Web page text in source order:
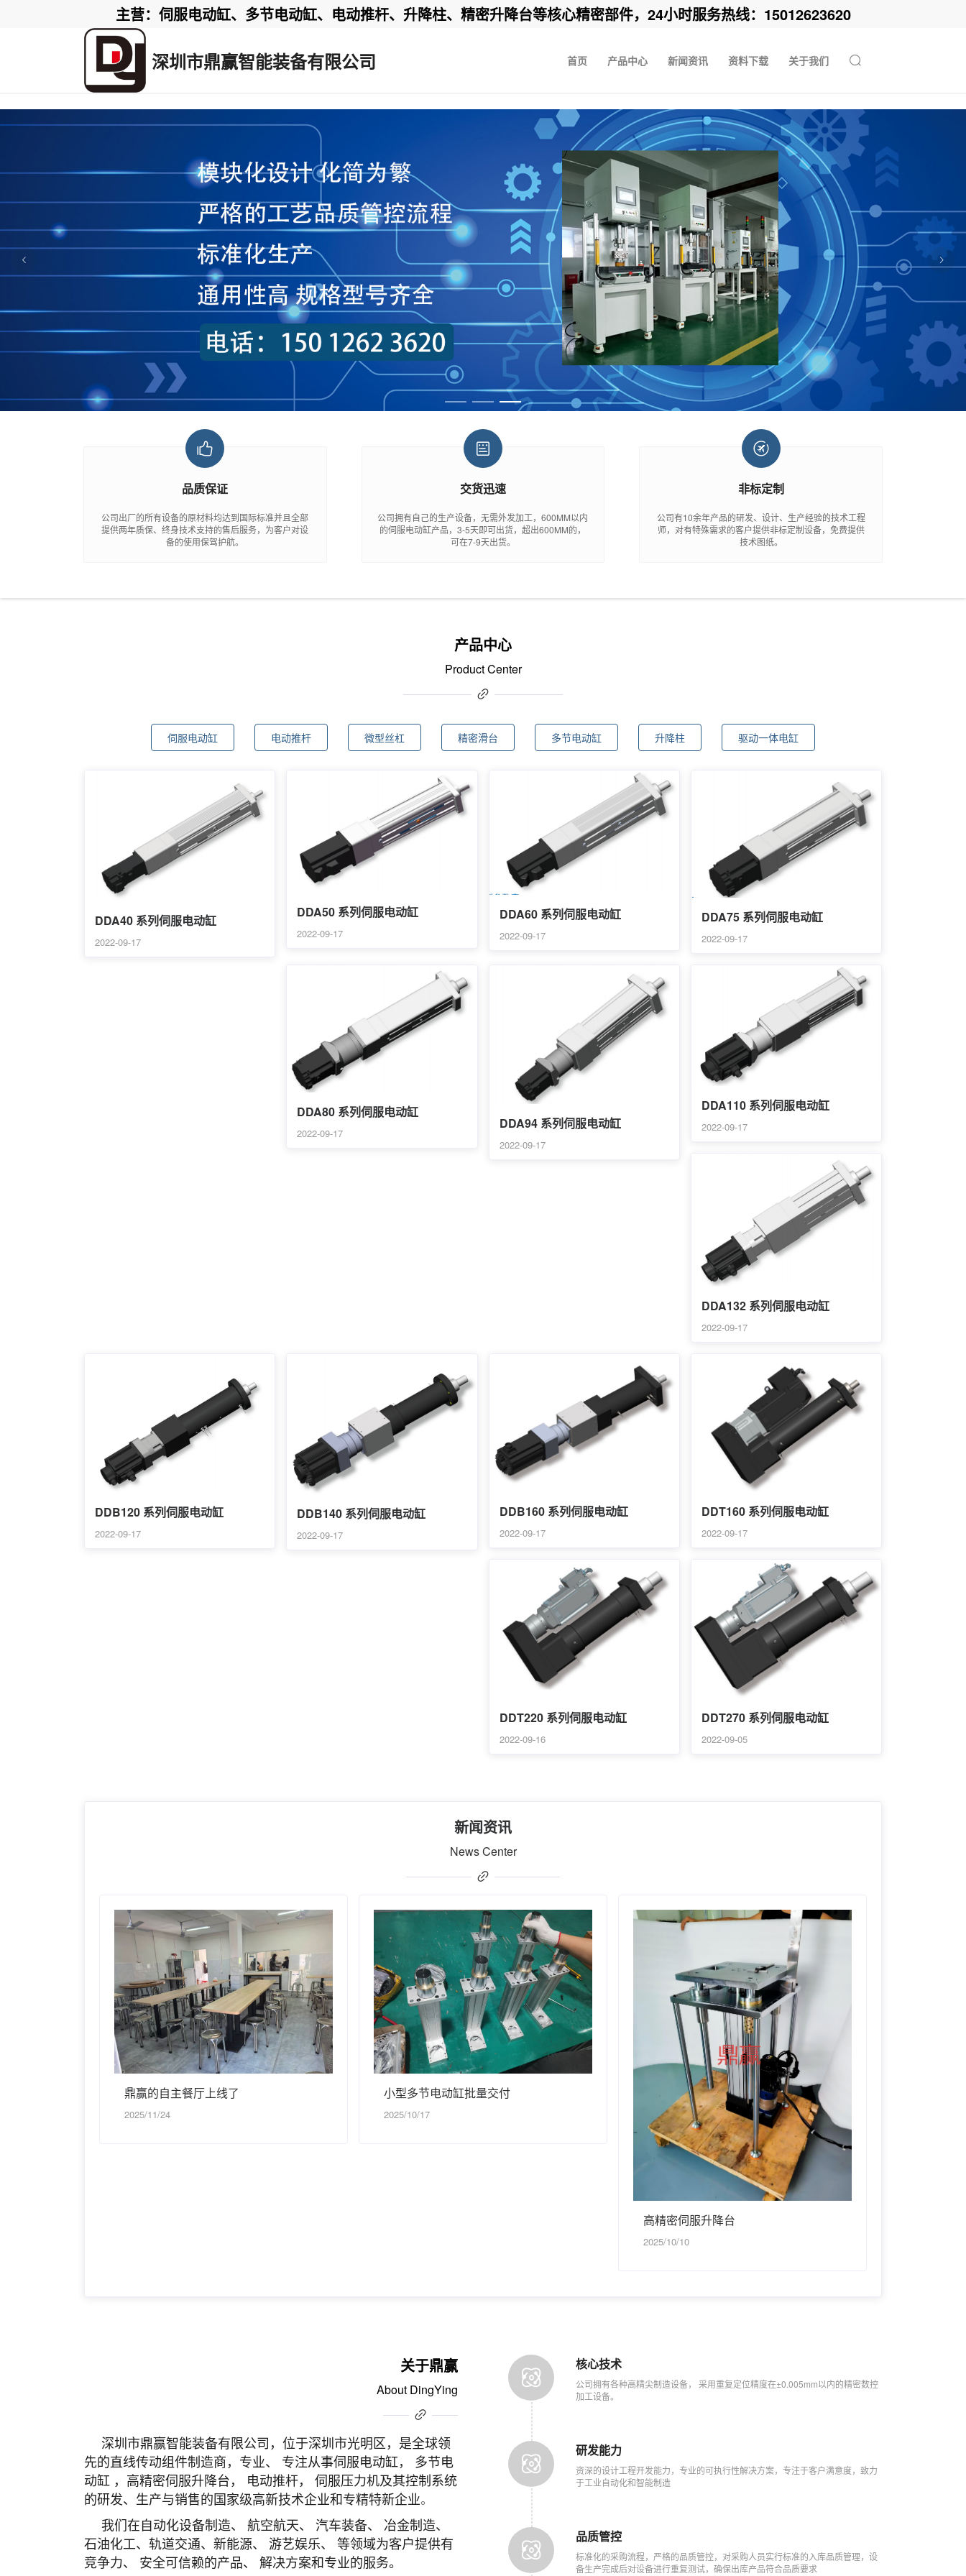
主营：伺服电动缸、多节电动缸、电动推杆、升降柱、精密升降台等核心精密部件，24小时服务热线：15012623620
深圳市鼎赢智能装备有限公司 首页 产品中心 新闻资讯 资料下载 关于我们
品质保证
公司出厂的所有设备的原材料均达到国际标准并且全部
提供两年质保、终身技术支持的售后服务，为客户对设
备的使用保驾护航。
交货迅速
公司拥有自己的生产设备，无需外发加工，600MM以内
的伺服电动缸产品，3-5天即可出货，超出600MM的，
可在7-9天出货。
非标定制
公司有10余年产品的研发、设计、生产经验的技术工程
师，对有特殊需求的客户提供非标定制设备，免费提供
技术图纸。
产品中心
Product Center
伺服电动缸 电动推杆 微型丝杠 精密滑台 多节电动缸 升降柱 驱动一体电缸
DDA40 系列伺服电动缸
2022-09-17
DDA50 系列伺服电动缸
2022-09-17
DDA60 系列伺服电动缸
2022-09-17
DDA75 系列伺服电动缸
2022-09-17
DDA80 系列伺服电动缸
2022-09-17
DDA94 系列伺服电动缸
2022-09-17
DDA110 系列伺服电动缸
2022-09-17
DDA132 系列伺服电动缸
2022-09-17
DDB120 系列伺服电动缸
2022-09-17
DDB140 系列伺服电动缸
2022-09-17
DDB160 系列伺服电动缸
2022-09-17
DDT160 系列伺服电动缸
2022-09-17
DDT220 系列伺服电动缸
2022-09-16
DDT270 系列伺服电动缸
2022-09-05
新闻资讯
News Center
鼎赢的自主餐厅上线了
2025/11/24
小型多节电动缸批量交付
2025/10/17
高精密伺服升降台
2025/10/10
关于鼎赢
About DingYing
深圳市鼎赢智能装备有限公司，位于深圳市光明区， 是全球领
先的直线传动组件制造商，专业、 专注从事伺服电动缸， 多节电
动缸 ，高精密伺服升降台， 电动推杆， 伺服压力机及其控制系统
的研发、生产与销售的国家级高新技术企业和专精特新企业。
我们在自动化设备制造、 航空航天、 汽车装备、 冶金制造、
石油化工、轨道交通、新能源、 游艺娱乐、 等领域为客户提供有
竞争力、 安全可信赖的产品、 解决方案和专业的服务。
核心技术
公司拥有各种高精尖制造设备， 采用重复定位精度在±0.005mm以内的精密数控
加工设备。
研发能力
资深的设计工程开发能力，专业的可执行性解决方案，专注于客户满意度，致力
于工业自动化和智能制造
品质管控
标准化的采购流程，严格的品质管控，对采购人员实行标准的入库品质管理，设
备生产完成后对设备进行重复测试，确保出库产品符合品质要求